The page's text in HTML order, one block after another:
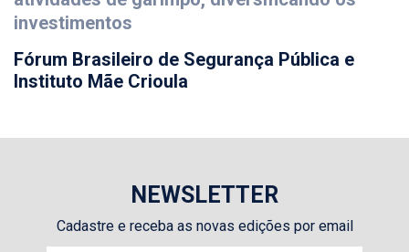
investimentos
Fórum Brasileiro de Segurança Pública e
Instituto Mãe Crioula
NEWSLETTER
Cadastre e receba as novas edições por email